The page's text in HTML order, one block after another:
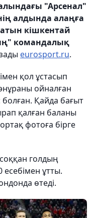
"Арсенал"
алдында алаңға
кішкентай
командалық
eurosport.ru.
қол ұстасып
ойналған
болған. Қайда бағыт
қалған баланы
фотоға бірге
голдың
ұтты.
өтеді.